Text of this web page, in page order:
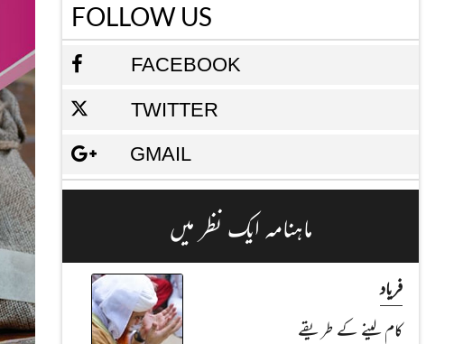
FOLLOW US
FACEBOOK
TWITTER
GMAIL
ماہنامہ ایک نظر میں
فریاد
کام لینے کے طریقے